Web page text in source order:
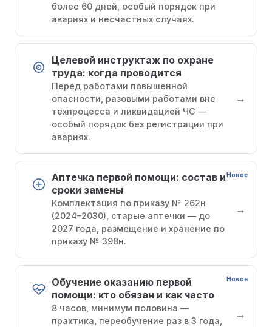
более 60 дней, особый порядок при
авариях и несчастных случаях.
Целевой инструктаж по охране
труда: когда проводится
Перед работами повышенной
опасности, разовыми работами вне
техпроцесса и ликвидацией ЧС —
особый порядок без регистрации при
авариях.
→
Новое
Аптечка первой помощи: состав и
сроки замены
Комплектация по приказу № 262н
(2024–2030), старые аптечки — до
2027 года, размещение и хранение по
приказу № 398н.
→
Новое
Обучение оказанию первой
помощи: кто обязан и как часто
8 часов, минимум половина —
практика, переобучение раз в 3 года,
→